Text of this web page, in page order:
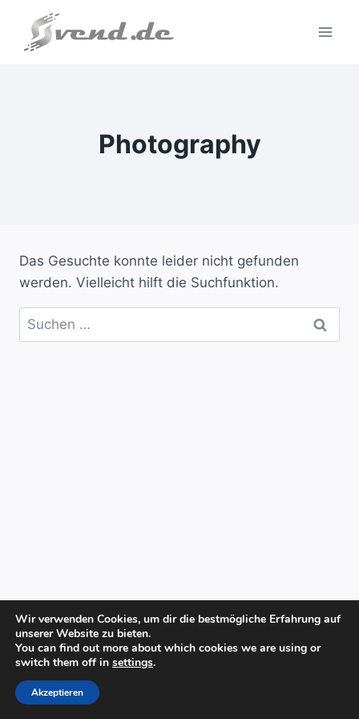
Inhalt
springen
Photography
Das Gesuchte konnte leider nicht gefunden
werden. Vielleicht hilft die Suchfunktion.
Suchen
nach:
© 2026 Svend Krumnacker
Wir verwenden Cookies, um dir die bestmögliche Erfahrung auf
unserer Website zu bieten.
You can find out more about which cookies we are using or
switch them off in settings.
Akzeptieren